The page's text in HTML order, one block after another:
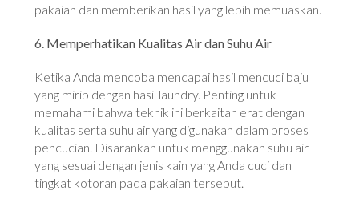
pakaian dan memberikan hasil yang lebih memuaskan.
6. Memperhatikan Kualitas Air dan Suhu Air
Ketika Anda mencoba mencapai hasil mencuci baju
yang mirip dengan hasil laundry. Penting untuk
memahami bahwa teknik ini berkaitan erat dengan
kualitas serta suhu air yang digunakan dalam proses
pencucian. Disarankan untuk menggunakan suhu air
yang sesuai dengan jenis kain yang Anda cuci dan
tingkat kotoran pada pakaian tersebut.